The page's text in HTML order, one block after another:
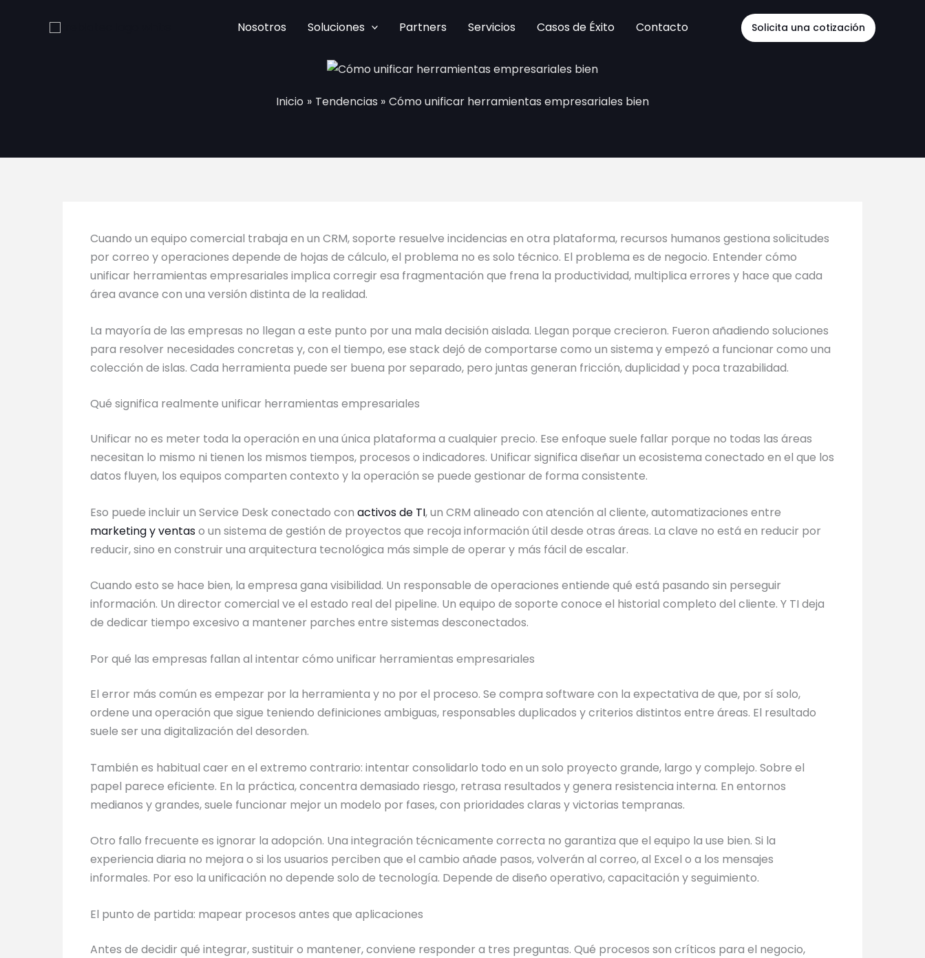
Nosotros Soluciones Partners Servicios Casos de Éxito Contacto Solicita una cotización
Inicio Tendencias Cómo unificar herramientas empresariales bien
Cuando un equipo comercial trabaja en un CRM, soporte resuelve incidencias en otra plataforma, recursos humanos gestiona solicitudes
por correo y operaciones depende de hojas de cálculo, el problema no es solo técnico. El problema es de negocio. Entender cómo
unificar herramientas empresariales implica corregir esa fragmentación que frena la productividad, multiplica errores y hace que cada
área avance con una versión distinta de la realidad.
La mayoría de las empresas no llegan a este punto por una mala decisión aislada. Llegan porque crecieron. Fueron añadiendo soluciones
para resolver necesidades concretas y, con el tiempo, ese stack dejó de comportarse como un sistema y empezó a funcionar como una
colección de islas. Cada herramienta puede ser buena por separado, pero juntas generan fricción, duplicidad y poca trazabilidad.
Qué significa realmente unificar herramientas empresariales
Unificar no es meter toda la operación en una única plataforma a cualquier precio. Ese enfoque suele fallar porque no todas las áreas
necesitan lo mismo ni tienen los mismos tiempos, procesos o indicadores. Unificar significa diseñar un ecosistema conectado en el que los
datos fluyen, los equipos comparten contexto y la operación se puede gestionar de forma consistente.
Eso puede incluir un Service Desk conectado con activos de TI, un CRM alineado con atención al cliente, automatizaciones entre
marketing y ventaso un sistema de gestión de proyectos que recoja información útil desde otras áreas. La clave no está en reducir por
reducir, sino en construir una arquitectura tecnológica más simple de operar y más fácil de escalar.
Cuando esto se hace bien, la empresa gana visibilidad. Un responsable de operaciones entiende qué está pasando sin perseguir
información. Un director comercial ve el estado real del pipeline. Un equipo de soporte conoce el historial completo del cliente. Y TI deja
de dedicar tiempo excesivo a mantener parches entre sistemas desconectados.
Por qué las empresas fallan al intentar cómo unificar herramientas empresariales
El error más común es empezar por la herramienta y no por el proceso. Se compra software con la expectativa de que, por sí solo,
ordene una operación que sigue teniendo definiciones ambiguas, responsables duplicados y criterios distintos entre áreas. El resultado
suele ser una digitalización del desorden.
También es habitual caer en el extremo contrario: intentar consolidarlo todo en un solo proyecto grande, largo y complejo. Sobre el
papel parece eficiente. En la práctica, concentra demasiado riesgo, retrasa resultados y genera resistencia interna. En entornos
medianos y grandes, suele funcionar mejor un modelo por fases, con prioridades claras y victorias tempranas.
Otro fallo frecuente es ignorar la adopción. Una integración técnicamente correcta no garantiza que el equipo la use bien. Si la
experiencia diaria no mejora o si los usuarios perciben que el cambio añade pasos, volverán al correo, al Excel o a los mensajes
informales. Por eso la unificación no depende solo de tecnología. Depende de diseño operativo, capacitación y seguimiento.
El punto de partida: mapear procesos antes que aplicaciones
Antes de decidir qué integrar, sustituir o mantener, conviene responder a tres preguntas. Qué procesos son críticos para el negocio,